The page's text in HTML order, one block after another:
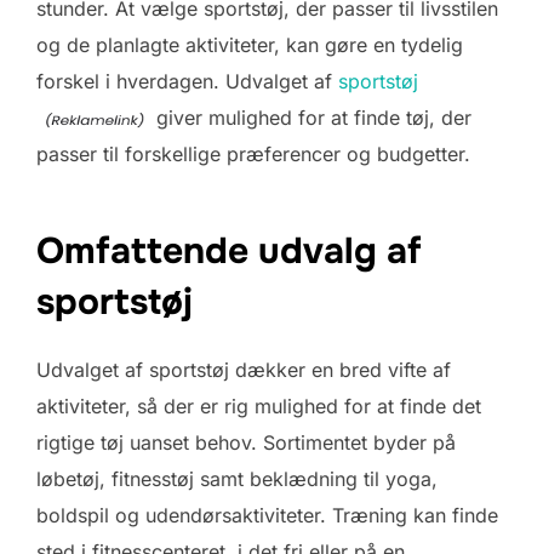
stunder. At vælge sportstøj, der passer til livsstilen
og de planlagte aktiviteter, kan gøre en tydelig
forskel i hverdagen. Udvalget af sportstøj
giver mulighed for at finde tøj, der
passer til forskellige præferencer og budgetter.
Omfattende udvalg af
sportstøj
Udvalget af sportstøj dækker en bred vifte af
aktiviteter, så der er rig mulighed for at finde det
rigtige tøj uanset behov. Sortimentet byder på
løbetøj, fitnesstøj samt beklædning til yoga,
boldspil og udendørsaktiviteter. Træning kan finde